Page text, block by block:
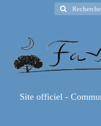
Rechercher
:
Site officiel -